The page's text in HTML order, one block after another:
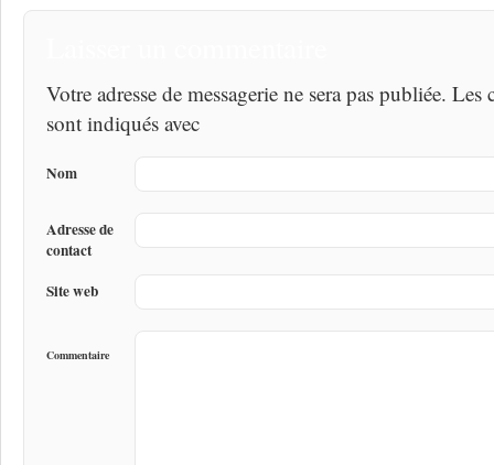
Votre adresse de messagerie ne sera pas publiée.
sont indiqués avec
Nom
Adresse de
contact
Site web
Commentaire